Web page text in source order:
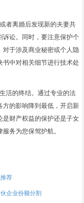
者离婚后发现新的夫妻共
诉讼。同时，要注意保护个
对于涉及商业秘密或个人隐
中对相关细节进行技术处
活的终结。通过专业的法
方的影响降到最低，开启新
是财产权益的保护还是子女
务为您保驾护航。
荐
企业份额分割